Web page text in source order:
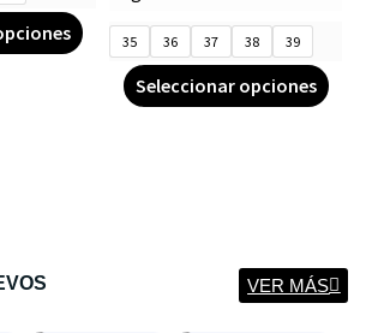
35 36 37 38 39
Seleccionar opciones
VER MÁS